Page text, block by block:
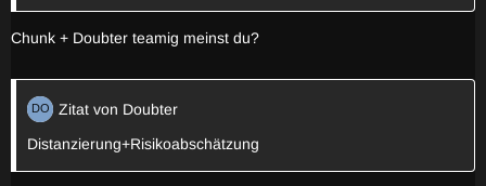
Chunk + Doubter teamig meinst du?
Zitat von Doubter
Distanzierung+Risikoabschätzung